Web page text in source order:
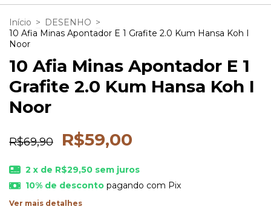
Início > DESENHO >
10 Afia Minas Apontador E 1 Grafite 2.0 Kum Hansa Koh I
Noor
10 Afia Minas Apontador E 1
Grafite 2.0 Kum Hansa Koh I
Noor
R$69,90 R$59,00
2 x de R$29,50 sem juros
10% de descontopagando com Pix
Ver mais detalhes